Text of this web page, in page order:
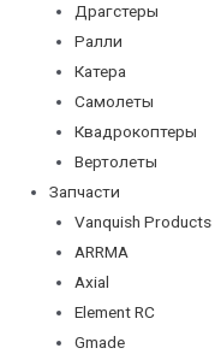
Драгстеры
Ралли
Катера
Самолеты
Квадрокоптеры
Вертолеты
Запчасти
Vanquish Products
ARRMA
Axial
Element RC
Gmade